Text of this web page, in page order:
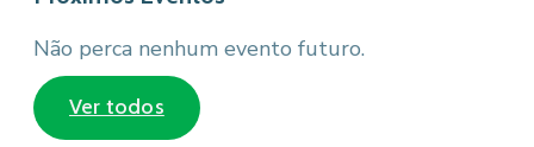
Não perca nenhum evento futuro.
Ver todos